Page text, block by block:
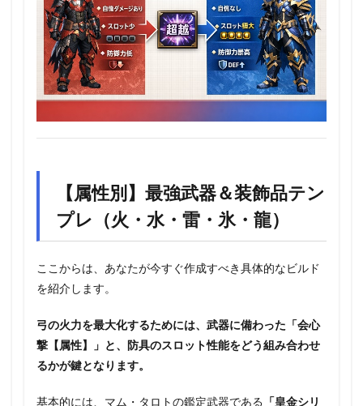
【属性別】最強武器＆装飾品テン
プレ（火・水・雷・氷・龍）
ここからは、あなたが今すぐ作成すべき具体的なビルド
を紹介します。
弓の火力を最大化するためには、武器に備わった「会心
撃【属性】」と、防具のスロット性能をどう組み合わせ
るかが鍵となります。
基本的には、マム・タロトの鑑定武器である 「皇金シリ